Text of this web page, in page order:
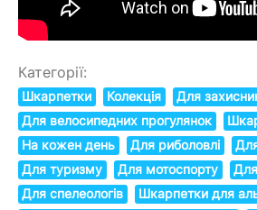
Категорії:
Шкарпетки Колекція
Для
Для велосипедних прогулянок
На кожен день
Для риболовлі
Для туризму
Для мотоспорту
Для спелеологів
Шкарпетки для